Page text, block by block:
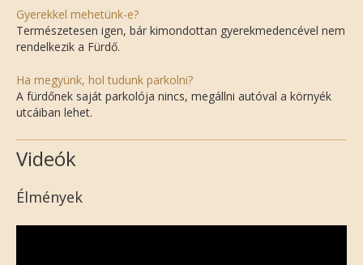
Gyerekkel mehetünk-e?
Természetesen igen, bár kimondottan gyerekmedencével nem
rendelkezik a Fürdő.
Ha megyünk, hol tudunk parkolni?
A fürdőnek saját parkolója nincs, megállni autóval a környék
utcáiban lehet.
Videók
Élmények